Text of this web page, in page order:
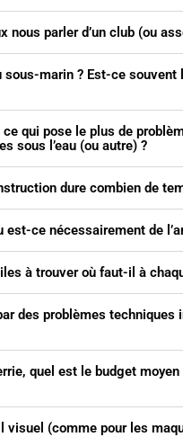
nous parler d’un club (ou
sous-marin ? Est-ce
qui pose le plus de
sous l’eau (ou autre) ?
dure combien de
ce nécessairement de
à trouver où faut-il à
des problèmes
quel est le budget
visuel (comme pour les